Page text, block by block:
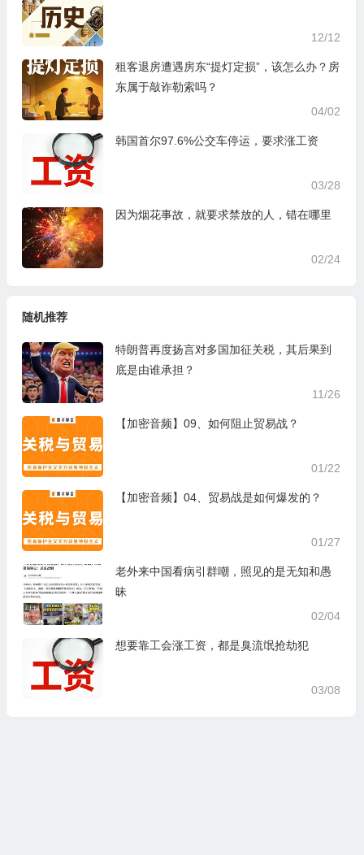
12/12
租客退房遭遇房东“提灯定损”，该怎么办？房
东属于敲诈勒索吗？
04/02
韩国首尔97.6%公交车停运，要求涨工资
03/28
因为烟花事故，就要求禁放的人，错在哪里
02/24
随机推荐
特朗普再度扬言对多国加征关税，其后果到
底是由谁承担？
11/26
【加密音频】09、如何阻止贸易战？
01/22
【加密音频】04、贸易战是如何爆发的？
01/27
老外来中国看病引群嘲，照见的是无知和愚
昧
02/04
想要靠工会涨工资，都是臭流氓抢劫犯
03/08